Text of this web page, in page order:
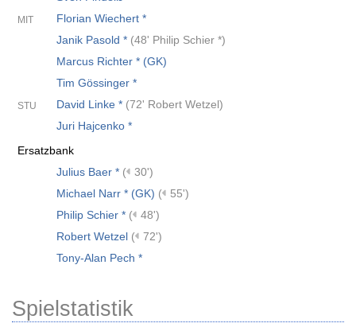
MIT
Florian Wiechert *
Janik Pasold * (48' Philip Schier *)
Marcus Richter * (GK)
Tim Gössinger *
STU David Linke * (72' Robert Wetzel)
Juri Hajcenko *
Ersatzbank
Julius Baer * (
30')
Michael Narr * (GK) (
55')
Philip Schier * (
48')
Robert Wetzel (
72')
Tony-Alan Pech *
Spielstatistik